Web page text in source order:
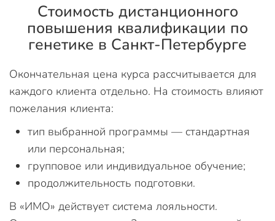
Стоимость дистанционного
повышения квалификации по
генетике в Санкт-Петербурге
Окончательная цена курса рассчитывается для
каждого клиента отдельно. На стоимость влияют
пожелания клиента:
тип выбранной программы — стандартная
или персональная;
групповое или индивидуальное обучение;
продолжительность подготовки.
В «ИМО» действует система лояльности.